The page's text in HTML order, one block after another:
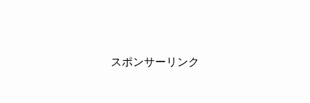
スポンサーリンク